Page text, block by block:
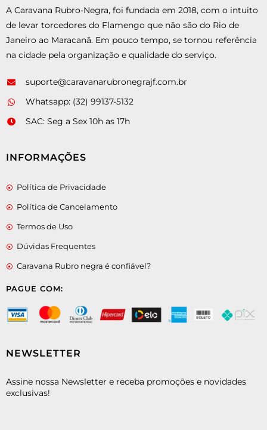
A Caravana Rubro-Negra, foi fundada em 2018, com o intuito
de levar torcedores do Flamengo que não são do Rio de
Janeiro ao Maracanã. Em pouco tempo, se tornou referência
na cidade pela organização e qualidade do serviço.
suporte@caravanarubronegrajf.com.br
Whatsapp: (32) 99137-5132
SAC: Seg a Sex 10h as 17h
INFORMAÇÕES
Política de Privacidade
Política de Cancelamento
Termos de Uso
Dúvidas Frequentes
Caravana Rubro negra é confiável?
PAGUE COM:
NEWSLETTER
Assine nossa Newsletter e receba promoções e novidades
exclusivas!